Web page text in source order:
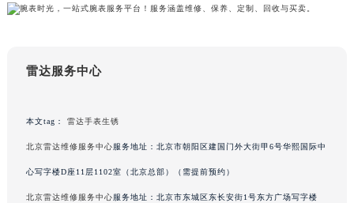
黑龙江省鹤岗市向阳区红军路雷达售后服务中心（需提前预约）
黑龙江省黑河市爱辉区中央街雷达售后服务中心（需提前预约）
黑龙江省鸡西市鸡冠区红军路雷达售后服务中心（需提前预约）
雷达服务中心
本文tag： 雷达手表生锈
北京雷达维修服务中心服务地址：北京市朝阳区建国门外大街甲6号华熙国际中
心写字楼D座11层1102室（北京总部）（需提前预约）
北京雷达维修服务中心服务地址：北京市东城区东长安街1号东方广场写字楼